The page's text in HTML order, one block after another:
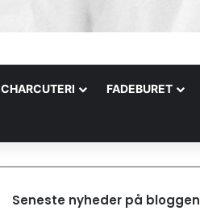
CHARCUTERI FADEBURET
Seneste nyheder på bloggen